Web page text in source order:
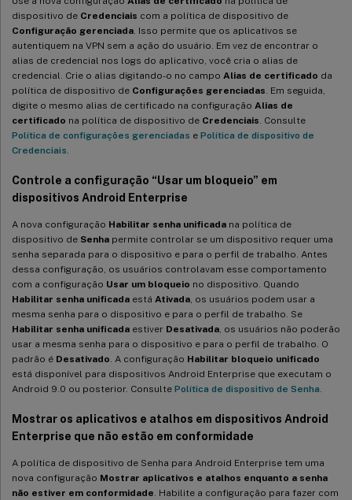
dispositivo de Credenciais com a política de dispositivo de
Configuração gerenciada. Isso permite que os aplicativos se
autentiquem na VPN sem a ação do usuário. Em vez de encontrar o
alias de credencial nos logs do aplicativo, você cria o alias de
credencial. Crie o alias digitando-o no campo Alias de certificado da
política de dispositivo de Configurações gerenciadas. Em seguida,
digite o mesmo alias de certificado na configuração Alias de
certificado na política de dispositivo de Credenciais. Consulte
Política de configurações gerenciadas e Política de dispositivo de
Credenciais.
Controle a configuração “Usar um bloqueio” em
dispositivos Android Enterprise
A nova configuração Habilitar senha unificada na política de
dispositivo de Senha permite controlar se um dispositivo requer uma
senha separada para o dispositivo e para o perfil de trabalho. Antes
dessa configuração, os usuários controlavam esse comportamento
com a configuração Usar um bloqueio no dispositivo. Quando
Habilitar senha unificada está Ativada, os usuários podem usar a
mesma senha para o dispositivo e para o perfil de trabalho. Se
Habilitar senha unificada estiver Desativada, os usuários não poderão
usar a mesma senha para o dispositivo e para o perfil de trabalho. O
padrão é Desativado. A configuração Habilitar bloqueio unificado
está disponível para dispositivos Android Enterprise que executam o
Android 9.0 ou posterior. Consulte Política de dispositivo de Senha.
Mostrar os aplicativos e atalhos em dispositivos Android
Enterprise que não estão em conformidade
A política de dispositivo de Senha para Android Enterprise tem uma
nova configuração Mostrar aplicativos e atalhos enquanto a senha
não estiver em conformidade. Habilite a configuração para fazer com